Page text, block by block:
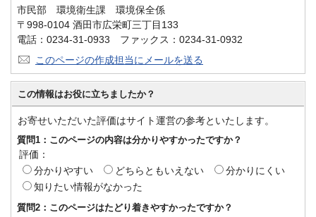
市民部 環境衛生課 環境保全係
〒998-0104 酒田市広栄町三丁目133
電話：0234-31-0933 ファックス：0234-31-0932
このページの作成担当にメールを送る
この情報はお役に立ちましたか？
お寄せいただいた評価はサイト運営の参考といたします。
質問1：このページの内容は分かりやすかったですか？
評価：
分かりやすい
どちらともいえない
分かりにくい
知りたい情報がなかった
質問2：このページはたどり着きやすかったですか？